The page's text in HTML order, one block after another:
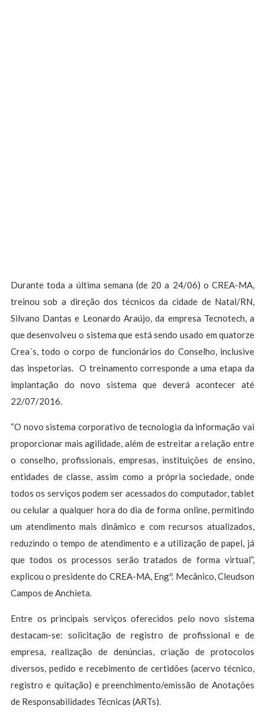
Durante toda a última semana (de 20 a 24/06) o CREA-MA,
treinou sob a direção dos técnicos da cidade de Natal/RN,
Silvano Dantas e Leonardo Araújo, da empresa Tecnotech, a
que desenvolveu o sistema que está sendo usado em quatorze
Crea´s, todo o corpo de funcionários do Conselho, inclusive
das inspetorias. O treinamento corresponde a uma etapa da
implantação do novo sistema que deverá acontecer até
22/07/2016.
“O novo sistema corporativo de tecnologia da informação vai
proporcionar mais agilidade, além de estreitar a relação entre
o conselho, profissionais, empresas, instituições de ensino,
entidades de classe, assim como a própria sociedade, onde
todos os serviços podem ser acessados do computador, tablet
ou celular a qualquer hora do dia de forma online, permitindo
um atendimento mais dinâmico e com recursos atualizados,
reduzindo o tempo de atendimento e a utilização de papel, já
que todos os processos serão tratados de forma virtual”,
explicou o presidente do CREA-MA, Engº. Mecânico, Cleudson
Campos de Anchieta.
Entre os principais serviços oferecidos pelo novo sistema
destacam-se: solicitação de registro de profissional e de
empresa, realização de denúncias, criação de protocolos
diversos, pedido e recebimento de certidões (acervo técnico,
registro e quitação) e preenchimento/emissão de Anotações
de Responsabilidades Técnicas (ARTs).